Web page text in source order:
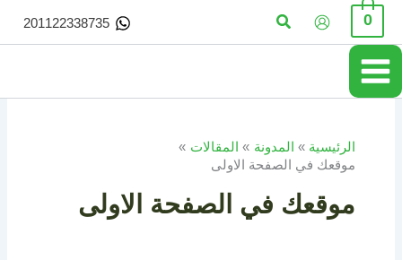
تخطي
المحتوى
0 البحث 201122338735
الرئيسية المدونة
المقالات
موقعك في الصفحة الاولى
موقعك في الصفحة الاولى